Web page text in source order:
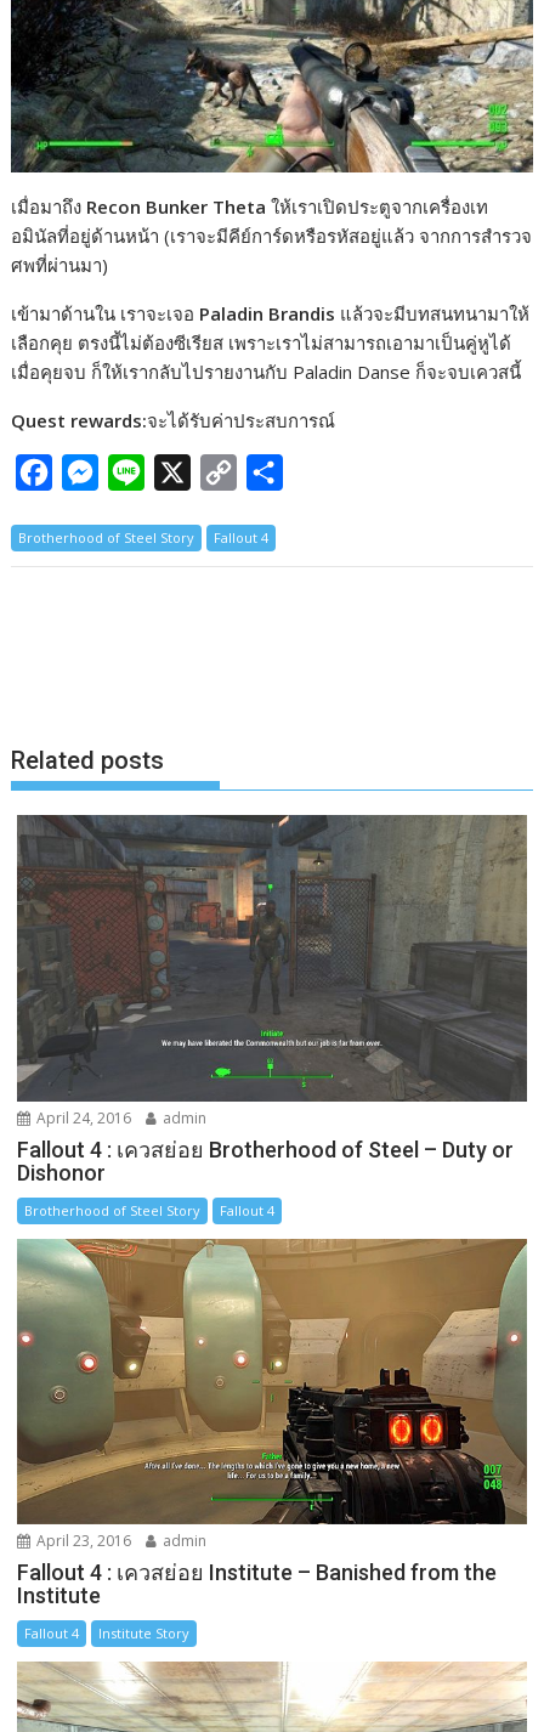
เมื่อมาถึง Recon Bunker Theta ให้เราเปิดประตูจากเครื่องเท
อมินัลที่อยู่ด้านหน้า (เราจะมีคีย์การ์ดหรือรหัสอยู่แล้ว จากการสำรวจ
ศพที่ผ่านมา)
เข้ามาด้านใน เราจะเจอ Paladin Brandis แล้วจะมีบทสนทนามาให้
เลือกคุย ตรงนี้ไม่ต้องซีเรียส เพราะเราไม่สามารถเอามาเป็นคู่หูได้
เมื่อคุยจบ ก็ให้เรากลับไปรายงานกับ Paladin Danse ก็จะจบเควสนี้
Quest rewards:จะได้รับค่าประสบการณ์
c
M
s
r
n
p
Brotherhood of Steel Story Fallout 4
Related posts
April 24, 2016 admin
Fallout 4 : เควสย่อย Brotherhood of Steel – Duty or
Dishonor
Brotherhood of Steel Story Fallout 4
April 23, 2016 admin
Fallout 4 : เควสย่อย Institute – Banished from the
Institute
Fallout 4 Institute Story